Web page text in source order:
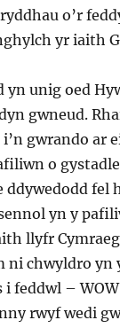
o’r
yr iaith
yn unig oed
gwneud.
gwrando ar
o
ddywedodd fel
yn y
llyfr
ni chwyldro yn
i feddwl –
rwyf wedi